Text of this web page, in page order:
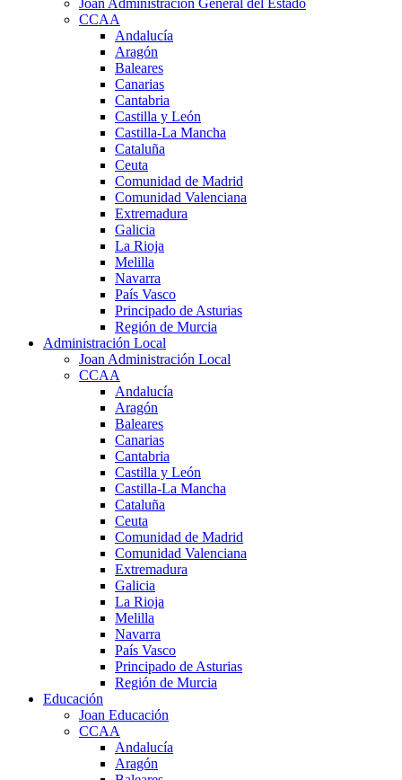
CCAA
Andalucía
Aragón
Baleares
Canarias
Cantabria
Castilla y León
Castilla-La Mancha
Cataluña
Ceuta
Comunidad de Madrid
Comunidad Valenciana
Extremadura
Galicia
La Rioja
Melilla
Navarra
País Vasco
Principado de Asturias
Región de Murcia
Administración Local
Joan Administración Local
CCAA
Andalucía
Aragón
Baleares
Canarias
Cantabria
Castilla y León
Castilla-La Mancha
Cataluña
Ceuta
Comunidad de Madrid
Comunidad Valenciana
Extremadura
Galicia
La Rioja
Melilla
Navarra
País Vasco
Principado de Asturias
Región de Murcia
Educación
Joan Educación
CCAA
Andalucía
Aragón